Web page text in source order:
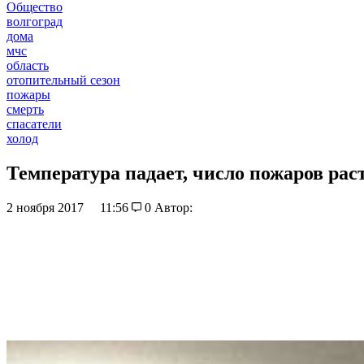
Общество
волгоград
дома
мчс
область
отопительный сезон
пожары
смерть
спасатели
холод
Температура падает, число пожаров
2 ноября 2017 11:56 0 Автор: